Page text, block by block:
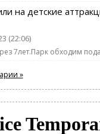
на детские
(22:06)
7лет.Парк обходим
»